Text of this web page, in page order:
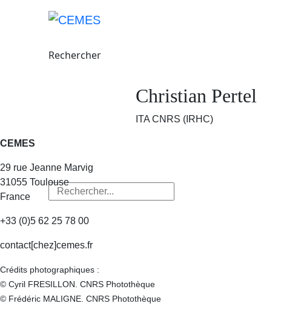
Rechercher
Rechercher
Christian Pertel
ITA CNRS (IRHC)
CEMES
29 rue Jeanne Marvig
31055 Toulouse
France
+33 (0)5 62 25 78 00
contact[chez]cemes.fr
Crédits photographiques :
© Cyril FRESILLON. CNRS Photothèque
© Frédéric MALIGNE. CNRS Photothèque